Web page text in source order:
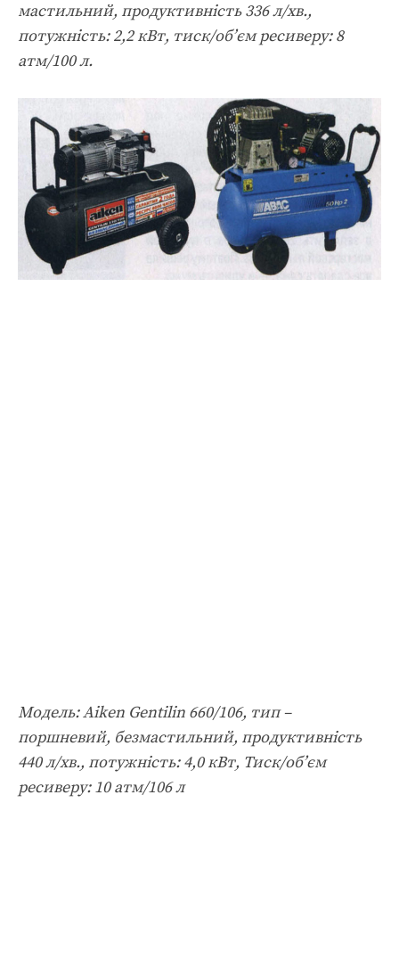
мастильний, продуктивність 336 л/хв.,
потужність: 2,2 кВт, тиск/об’єм ресиверу: 8
атм/100 л.
Модель: Aiken Gentilin 660/106, тип –
поршневий, безмастильний, продуктивність
440 л/хв., потужність: 4,0 кВт, Тиск/об’єм
ресиверу: 10 атм/106 л